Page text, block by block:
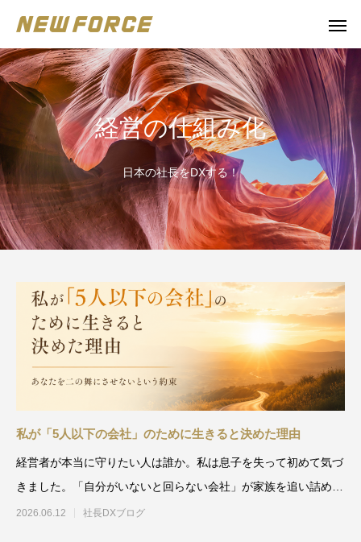
WEBコンテンツ
WEBマーケティング戦略立案
補助金
補助金の取得
経営の仕組み化
日本の社長をDXする！
私が「5人以下の会社」のために生きると決めた理由
経営者が本当に守りたい人は誰か。私は息子を失って初めて気づ
きました。「自分がいないと回らない会社」が家族を追い詰めて
いたのです。あなたの会社
2026.06.12 社長DXブログ